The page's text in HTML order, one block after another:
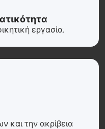
εργασία.
και την ακρίβεια